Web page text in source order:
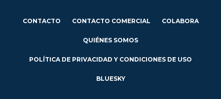
CONTACTO CONTACTO COMERCIAL COLABORA
QUIÉNES SOMOS
POLÍTICA DE PRIVACIDAD Y CONDICIONES DE USO
BLUESKY